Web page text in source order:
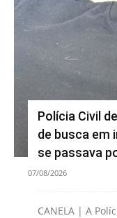
Polícia Civil
de busca em
se passava
07/08/2026
CANELA | A